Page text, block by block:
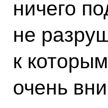
ничего
не
к
очень